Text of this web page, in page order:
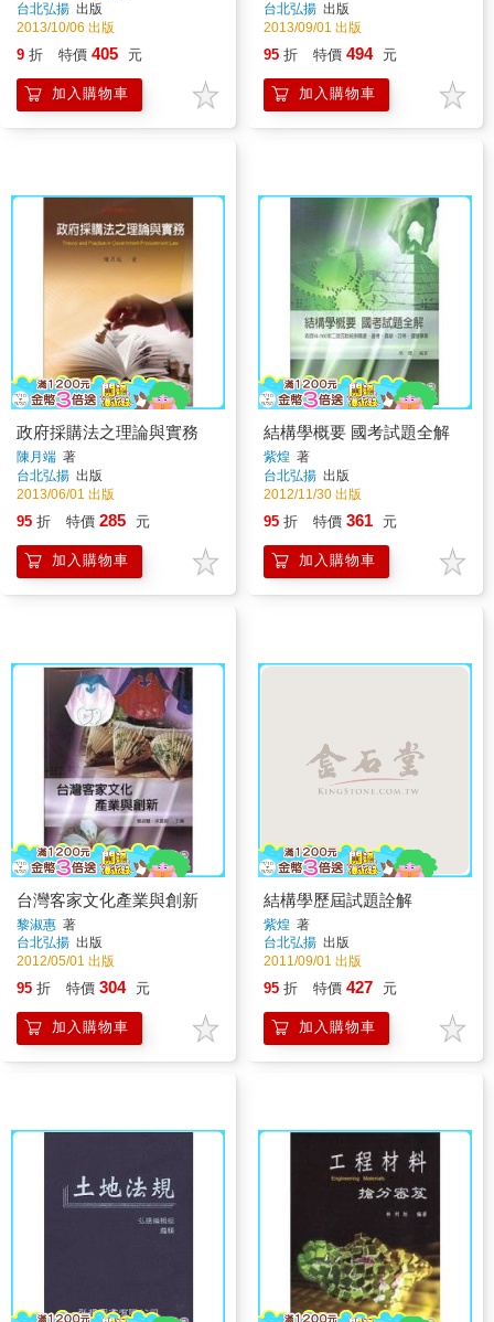
台北弘揚 出版
2013/10/06 出版
9 折 特價 405 元
加入購物車
台北弘揚 出版
2013/09/01 出版
95 折 特價 494 元
加入購物車
政府採購法之理論與實務
陳月端 著
台北弘揚 出版
2013/06/01 出版
95 折 特價 285 元
加入購物車
結構學概要 國考試題全解
紫煌 著
台北弘揚 出版
2012/11/30 出版
95 折 特價 361 元
加入購物車
台灣客家文化產業與創新
黎淑惠 著
台北弘揚 出版
2012/05/01 出版
95 折 特價 304 元
加入購物車
結構學歷屆試題詮解
紫煌 著
台北弘揚 出版
2011/09/01 出版
95 折 特價 427 元
加入購物車